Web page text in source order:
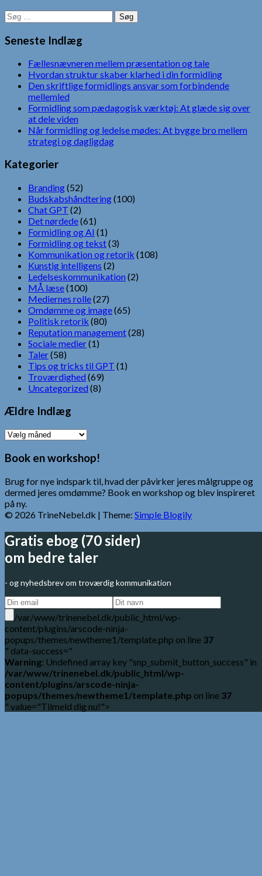
Søg
efter:
Seneste Indlæg
Fællesnævneren mellem præsentation og tale
Hvordan struktur skaber klarhed i din formidling
Den skriftlige formidlings ansvar som forbindende
mellemled
Formidling som pædagogisk værktøj: At glæde sig over
at dele viden
Når formidling og ledelse mødes: At bygge bro mellem
strategi og dagligdag
Kategorier
Branding(52)
Budskabshåndtering(100)
Chat GPT (2)
Det nørdede(61)
Formidling og AI (1)
Formidling og tekst(3)
Kommunikation og retorik (108)
Kunstig intelligens (2)
Ledelseskommunikation (2)
MÅ læse(100)
Mediernes rolle(27)
Omdømme og image(65)
Politisk retorik (80)
Reputation management(28)
Sociale medier(1)
Taler(58)
Tips og tricks til GPT (1)
Troværdighed (69)
Uncategorized (8)
Ældre Indlæg
Ældre
Book en workshop!
Brug for nye indspark til, hvad der påvirker jeres målgruppe og
dermed jeres omdømme? Book en workshop og blev inspireret
på ny.
© 2026 TrineNebel.dk | Theme: Simple Blogily
Gratis ebog (70 sider)
om bedre taler
- og nyhedsbrev om troværdig kommunikation
/var/www/trinenebel.dk/public_html/wp-
content/plugins/arscode-ninja-
popups/themes/newtheme1/template.php on line 37
" data-success="
Warning: Undefined array key "snp_submit_button_success" in
/var/www/trinenebel.dk/public_html/wp-
content/plugins/arscode-ninja-
popups/themes/newtheme1/template.php on line 37
" value="Tilmeld dig nu!">